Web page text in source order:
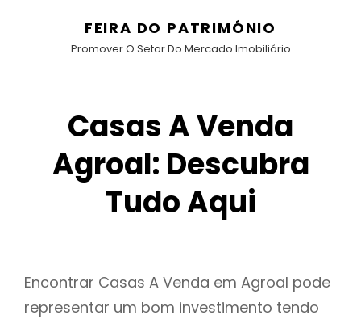
FEIRA DO PATRIMÓNIO
Promover O Setor Do Mercado Imobiliário
Casas A Venda
Agroal: Descubra
Tudo Aqui
Encontrar Casas A Venda em Agroal pode
representar um bom investimento tendo